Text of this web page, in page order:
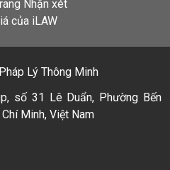
Nhận xét
của iLAW
Lý Thông Minh
số 31 Lê Duẩn, Phường Bến
Minh, Việt Nam